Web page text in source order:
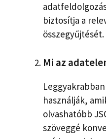
biztosítja a
összegyűjtését.
Mi az
használják,
olvashatóbb
szöveggé